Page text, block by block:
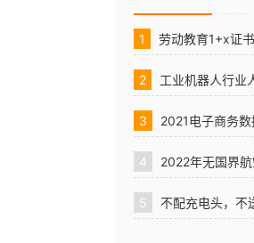
1 劳动教育1+x证
2 工业机器人行业
3 2021电子商务
4 2022年无国界
5 不配充电头，不